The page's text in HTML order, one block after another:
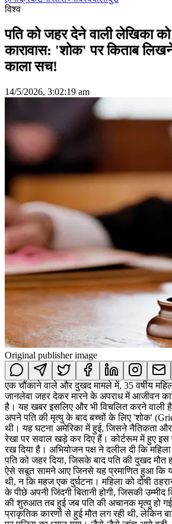
विश्व
पति को जहर देने वाली लेखिका
कारावास: 'शोक' पर किताब लिखने
काला सच!
14/5/2026, 3:02:19 am
Original publisher image
एक चौंकाने वाले और दुखद मामले में, 35 वर्षीय
जानलेवा जहर देकर मारने के अपराध में आजीवन
है। यह खबर इसलिए और भी विचलित करने वाली
अपने पति की मृत्यु के बाद बच्चों के लिए 'शोक'
थी। यह घटना अमेरिका में हुई, जिसने नैतिकता
रेखा पर सवाल खड़े कर दिए हैं। कोर्टरूम में हुए
रख दिया है। अभियोजन पक्ष ने दलील दी कि
पति को जहर दिया, जिसके बाद पति की दुखद मौत
ऐसे सबूत सामने आए जिनसे यह प्रमाणित हुआ कि
थी, न कि महज एक दुर्घटना। महिला को दोषी
के पीछे अपनी जिंदगी बितानी होगी, जिसकी
की शुरुआत तब हुई जब पति की अचानक मृत्यु हो
प्राकृतिक कारणों से हुई मौत लग रही थी, लेकिन